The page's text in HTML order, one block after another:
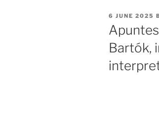
POSTED
ON
6 JUNE 2025
Bartók,